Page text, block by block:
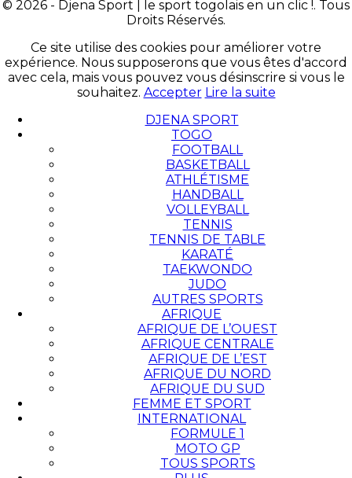
© 2026 - Djena Sport | le sport togolais en un clic !. Tous
Droits Réservés.
Ce site utilise des cookies pour améliorer votre
expérience. Nous supposerons que vous êtes d'accord
avec cela, mais vous pouvez vous désinscrire si vous le
souhaitez. Accepter Lire la suite
DJENA SPORT
TOGO
FOOTBALL
BASKETBALL
ATHLÉTISME
HANDBALL
VOLLEYBALL
TENNIS
TENNIS DE TABLE
KARATÉ
TAEKWONDO
JUDO
AUTRES SPORTS
AFRIQUE
AFRIQUE DE L’OUEST
AFRIQUE CENTRALE
AFRIQUE DE L’EST
AFRIQUE DU NORD
AFRIQUE DU SUD
FEMME ET SPORT
INTERNATIONAL
FORMULE 1
MOTO GP
TOUS SPORTS